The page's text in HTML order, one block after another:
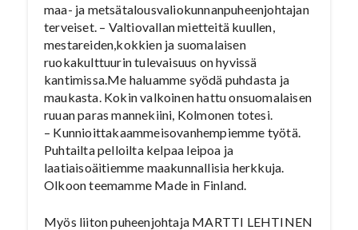
maa- ja metsätalousvaliokunnanpuheenjohtajan
terveiset. – Valtiovallan mietteitä kuullen,
mestareiden,kokkien ja suomalaisen
ruokakulttuurin tulevaisuus on hyvissä
kantimissa.Me haluamme syödä puhdasta ja
maukasta. Kokin valkoinen hattu onsuomalaisen
ruuan paras mannekiini, Kolmonen totesi.
– Kunnioittakaammeisovanhempiemme työtä.
Puhtailta pelloilta kelpaa leipoa ja
laatiaisoäitiemme maakunnallisia herkkuja.
Olkoon teemamme Made in Finland.
Myös liiton puheenjohtaja MARTTI LEHTINEN